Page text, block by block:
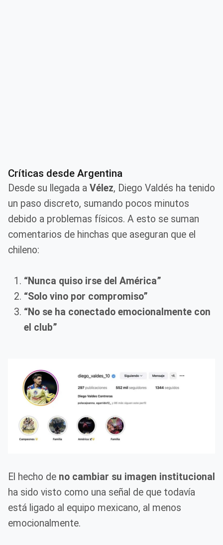
Críticas desde Argentina
Desde su llegada a Vélez, Diego Valdés ha tenido
un paso discreto, sumando pocos minutos
debido a problemas físicos. A esto se suman
comentarios de hinchas que aseguran que el
chileno:
“Nunca quiso irse del América”
“Solo vino por compromiso”
“No se ha conectado emocionalmente con
el club”
El hecho de no cambiar su imagen institucional
ha sido visto como una señal de que todavía
está ligado al equipo mexicano, al menos
emocionalmente.